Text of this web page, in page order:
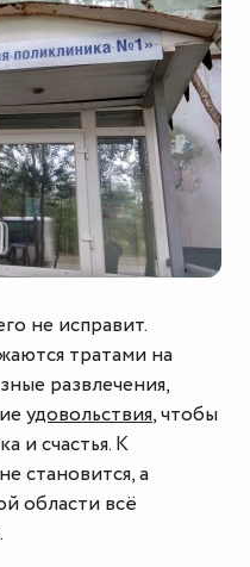
не исправит.
тратами на
развлечения,
удовольствия, чтобы
и счастья. К
становится, а
области всё